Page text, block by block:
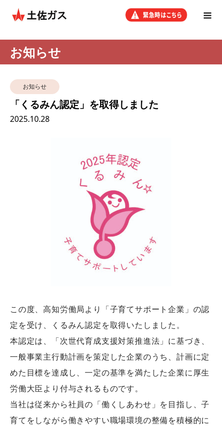
お知らせ
お知らせ
「くるみん認定」を取得しました
2025.10.28
この度、高知労働局より「子育てサポート企業」の認
定を受け、くるみん認定を取得いたしました。
本認定は、「次世代育成支援対策推進法」に基づき、
一般事業主行動計画を策定した企業のうち、計画に定
めた目標を達成し、一定の基準を満たした企業に厚生
労働大臣より付与されるものです。
当社は従来から社員の「働くしあわせ」を目指し、子
育てをしながら働きやすい職場環境の整備を積極的に